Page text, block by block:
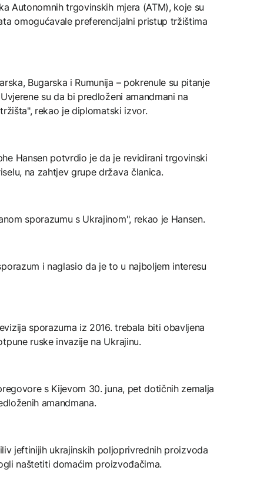
Autonomnih trgovinskih mjera (ATM), koje su
omogućavale preferencijalni pristup tržištima
Bugarska i Rumunija – pokrenule su pitanje
su da bi predloženi amandmani na
rekao je diplomatski izvor.
Hansen potvrdio je da je revidirani trgovinski
na zahtjev grupe država članica.
sporazumu s Ukrajinom", rekao je Hansen.
i naglasio da je to u najboljem interesu
sporazuma iz 2016. trebala biti obavljena
ruske invazije na Ukrajinu.
s Kijevom 30. juna, pet dotičnih zemalja
amandmana.
jeftinijih ukrajinskih poljoprivrednih proizvoda
naštetiti domaćim proizvođačima.